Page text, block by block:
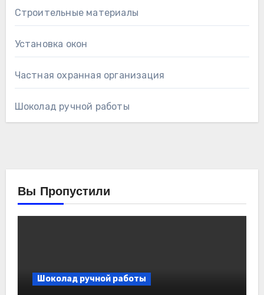
Строительные материалы
Установка окон
Частная охранная организация
Шоколад ручной работы
Вы Пропустили
Шоколад ручной работы